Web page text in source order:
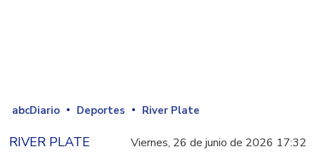
abcDiario Deportes River Plate
RIVER PLATE Viernes, 26 de junio de 2026 17:32